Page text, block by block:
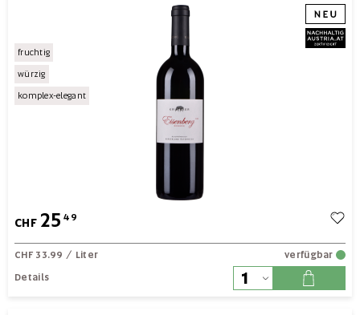
fruchtig
würzig
komplex-elegant
CHF 25 49
CHF 33.99 / Liter
verfügbar
Details